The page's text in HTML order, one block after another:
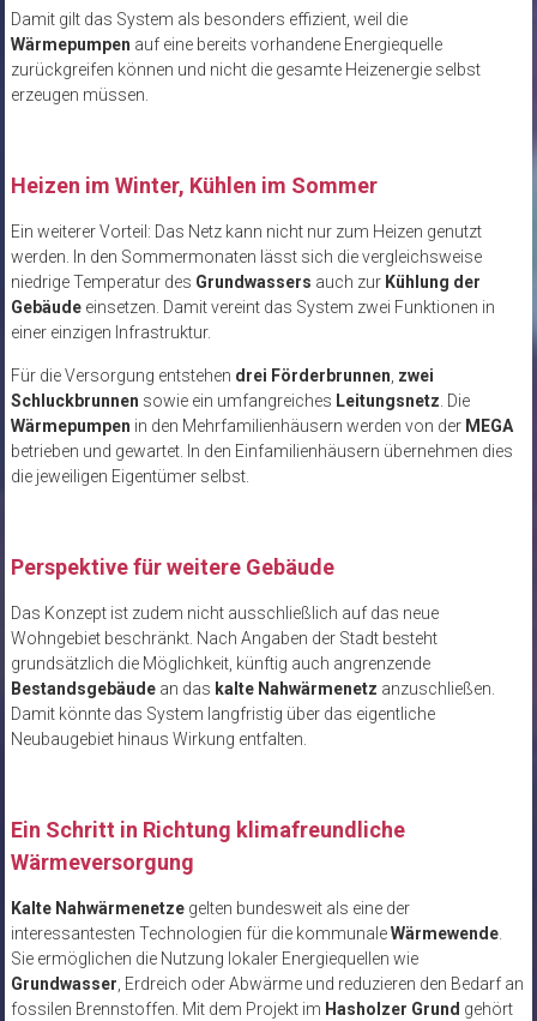
Damit gilt das System als besonders effizient, weil die
Wärmepumpen auf eine bereits vorhandene Energiequelle
zurückgreifen können und nicht die gesamte Heizenergie selbst
erzeugen müssen.
Heizen im Winter, Kühlen im Sommer
Ein weiterer Vorteil: Das Netz kann nicht nur zum Heizen genutzt
werden. In den Sommermonaten lässt sich die vergleichsweise
niedrige Temperatur des Grundwassers auch zur Kühlung der
Gebäudeeinsetzen. Damit vereint das System zwei Funktionen in
einer einzigen Infrastruktur.
Für die Versorgung entstehen drei Förderbrunnen, zwei
Schluckbrunnen sowie ein umfangreiches Leitungsnetz. Die
Wärmepumpen in den Mehrfamilienhäusern werden von der MEGA
betrieben und gewartet. In den Einfamilienhäusern übernehmen dies
die jeweiligen Eigentümer selbst.
Perspektive für weitere Gebäude
Das Konzept ist zudem nicht ausschließlich auf das neue
Wohngebiet beschränkt. Nach Angaben der Stadt besteht
grundsätzlich die Möglichkeit, künftig auch angrenzende
Bestandsgebäudean das kalte Nahwärmenetz anzuschließen.
Damit könnte das System langfristig über das eigentliche
Neubaugebiet hinaus Wirkung entfalten.
Ein Schritt in Richtung klimafreundliche
Wärmeversorgung
Kalte Nahwärmenetzegelten bundesweit als eine der
interessantesten Technologien für die kommunaleWärmewende.
Sie ermöglichen die Nutzung lokaler Energiequellen wie
Grundwasser, Erdreich oder Abwärme und reduzieren den Bedarf an
fossilen Brennstoffen. Mit dem Projekt im Hasholzer Grund gehört